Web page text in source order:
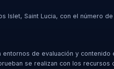
Islet, Saint Lucia, con el número
de evaluación y contenido
se realizan con los recursos